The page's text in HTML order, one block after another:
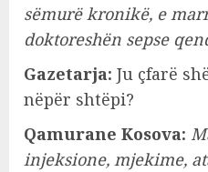
sëmurë kronikë, e
doktoreshën sepse
Gazetarja: Ju çfarë
nëpër shtëpi?
Qamurane Kosova:
injeksione, mjekime,